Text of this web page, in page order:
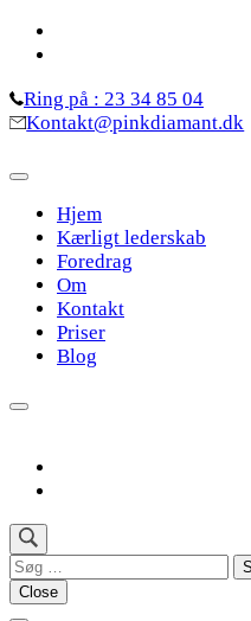
Skip
(Press
Enter)
Ring på : 23 34 85 04
Kontakt@pinkdiamant.dk
Hjem
Kærligt lederskab
Foredrag
Om
Kontakt
Priser
Blog
Søg
efter:
Close